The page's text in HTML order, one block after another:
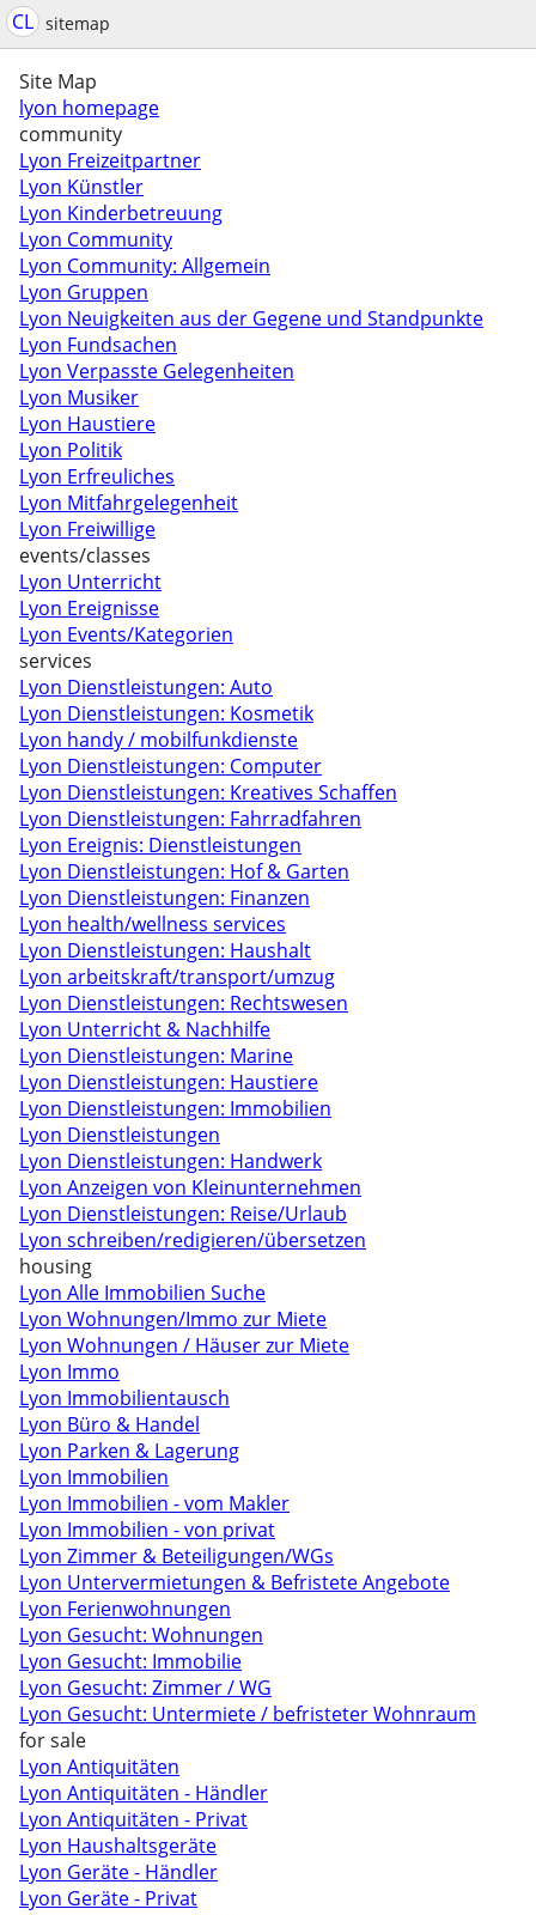
CL sitemap
Site Map
lyon homepage
community
Lyon Freizeitpartner
Lyon Künstler
Lyon Kinderbetreuung
Lyon Community
Lyon Community: Allgemein
Lyon Gruppen
Lyon Neuigkeiten aus der Gegene und Standpunkte
Lyon Fundsachen
Lyon Verpasste Gelegenheiten
Lyon Musiker
Lyon Haustiere
Lyon Politik
Lyon Erfreuliches
Lyon Mitfahrgelegenheit
Lyon Freiwillige
events/classes
Lyon Unterricht
Lyon Ereignisse
Lyon Events/Kategorien
services
Lyon Dienstleistungen: Auto
Lyon Dienstleistungen: Kosmetik
Lyon handy / mobilfunkdienste
Lyon Dienstleistungen: Computer
Lyon Dienstleistungen: Kreatives Schaffen
Lyon Dienstleistungen: Fahrradfahren
Lyon Ereignis: Dienstleistungen
Lyon Dienstleistungen: Hof & Garten
Lyon Dienstleistungen: Finanzen
Lyon health/wellness services
Lyon Dienstleistungen: Haushalt
Lyon arbeitskraft/transport/umzug
Lyon Dienstleistungen: Rechtswesen
Lyon Unterricht & Nachhilfe
Lyon Dienstleistungen: Marine
Lyon Dienstleistungen: Haustiere
Lyon Dienstleistungen: Immobilien
Lyon Dienstleistungen
Lyon Dienstleistungen: Handwerk
Lyon Anzeigen von Kleinunternehmen
Lyon Dienstleistungen: Reise/Urlaub
Lyon schreiben/redigieren/übersetzen
housing
Lyon Alle Immobilien Suche
Lyon Wohnungen/Immo zur Miete
Lyon Wohnungen / Häuser zur Miete
Lyon Immo
Lyon Immobilientausch
Lyon Büro & Handel
Lyon Parken & Lagerung
Lyon Immobilien
Lyon Immobilien - vom Makler
Lyon Immobilien - von privat
Lyon Zimmer & Beteiligungen/WGs
Lyon Untervermietungen & Befristete Angebote
Lyon Ferienwohnungen
Lyon Gesucht: Wohnungen
Lyon Gesucht: Immobilie
Lyon Gesucht: Zimmer / WG
Lyon Gesucht: Untermiete / befristeter Wohnraum
for sale
Lyon Antiquitäten
Lyon Antiquitäten - Händler
Lyon Antiquitäten - Privat
Lyon Haushaltsgeräte
Lyon Geräte - Händler
Lyon Geräte - Privat